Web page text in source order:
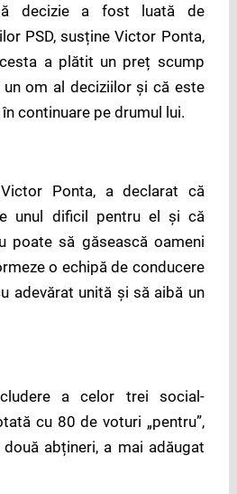
decizie a fost luată de
PSD, susține Victor Ponta,
a plătit un preț scump
om al deciziilor și că este
continuare pe drumul lui.
Victor Ponta, a declarat că
unul dificil pentru el și că
poate să găsească oameni
o echipă de conducere
adevărat unită și să aibă un
a celor trei social-
cu 80 de voturi „pentru”,
abțineri, a mai adăugat